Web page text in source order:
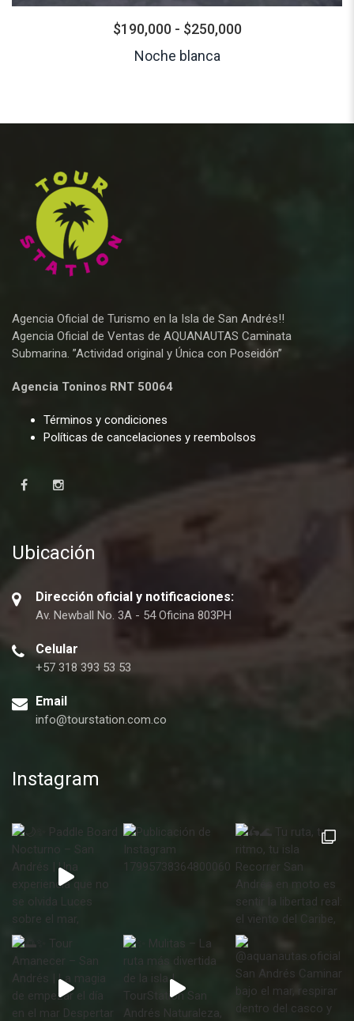
$190,000 - $250,000
Noche blanca
Agencia Oficial de Turismo en la Isla de San Andrés!!
Agencia Oficial de Ventas de AQUANAUTAS Caminata
Submarina. ”Actividad original y Única con Poseidón”
Agencia Toninos RNT 50064
Términos y condiciones
Políticas de cancelaciones y reembolsos
Ubicación
Dirección oficial y notificaciones:
Av. Newball No. 3A - 54 Oficina 803PH
Celular
+57 318 393 53 53
Email
info@tourstation.com.co
Instagram